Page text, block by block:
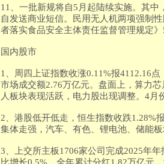
11、一批新规将自5月起陆续实施。其
自发送商业短信。民用无人机两项强制
者落实食品安全主体责任监督管理规定》
国内股市
1、周四上证指数收涨0.11%报4112.16
市场成交额2.76万亿元。盘面上，算力
人板块表现活跃，电力股出现调整。4月
2、港股低开低走，恒生指数收跌1.28%
集体走强，汽车、有色、锂电池、储能
3、上交所主板1706家公司完成2025年